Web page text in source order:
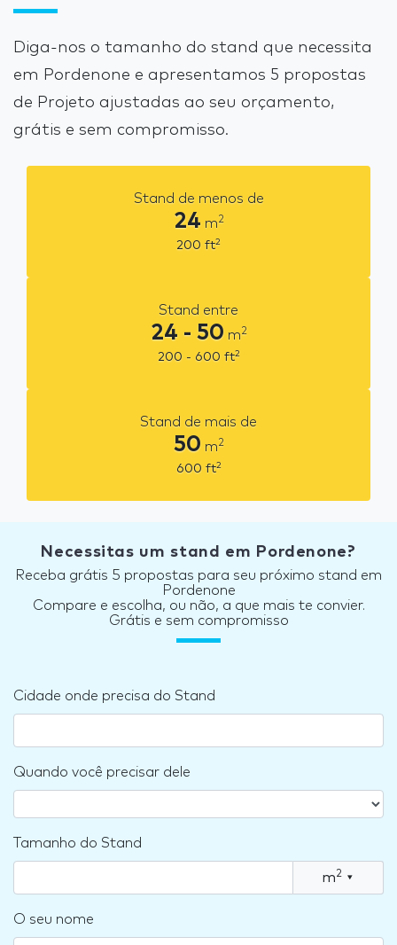
Diga-nos o tamanho do stand que necessita
em Pordenone e apresentamos 5 propostas
de Projeto ajustadas ao seu orçamento,
grátis e sem compromisso.
Stand de menos de
24 m2
200 ft2
Stand entre
24 - 50 m2
200 - 600 ft2
Stand de mais de
50 m2
600 ft2
Necessitas um stand em Pordenone?
Receba grátis 5 propostas para seu próximo stand em
Pordenone
Compare e escolha, ou não, a que mais te convier.
Grátis e sem compromisso
Cidade onde precisa do Stand
Quando você precisar dele
Tamanho do Stand
m2 ▾
O seu nome